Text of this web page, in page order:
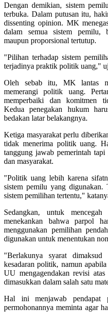
Dengan demikian, sistem
terbuka. Dalam putusan itu,
dissenting opinion. MK
dalam semua sistem pemilu,
maupun proporsional tertutup.
"Pilihan terhadap sistem
terjadinya praktik politik uang,"
Oleh sebab itu, MK lantas
memerangi politik uang.
memperbaiki dan komitmen
Kedua penegakan hukum
bedakan latar belakangnya.
Ketiga masyarakat perlu
tidak menerima politik uang.
tanggung jawab pemerintah
dan masyarakat.
"Politik uang lebih karena
sistem pemilu yang digunakan.
sistem pemilihan tertentu,"
Sedangkan, untuk
menekankan bahwa parpol
menggunakan pemilihan
digunakan untuk menentukan
"Berlakunya syarat dimaksud
kesadaran politik, namun
UU mengagendakan revisi
dimasukkan dalam salah satu
Hal ini menjawab pendapat
permohonannya meminta agar